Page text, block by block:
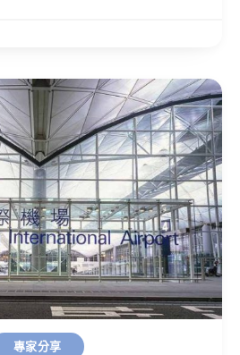
專家分享